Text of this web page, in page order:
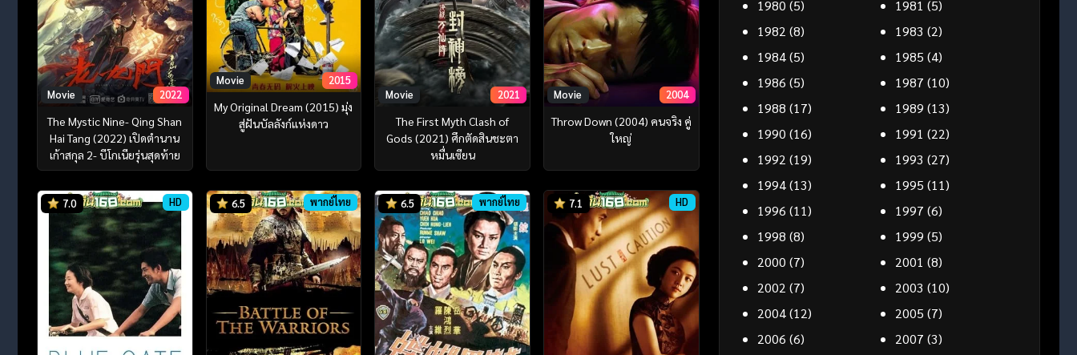
Movie 2022
The Mystic Nine- Qing Shan
Hai Tang (2022) เปิดตํานาน
เก้าสกุล 2- บีโกเนียรุ่นสุดท้าย
Movie 2015
My Original Dream (2015) มุ่ง
สู่ฝันบัลลังก์แห่งดาว
Movie 2021
The First Myth Clash of
Gods (2021) ศึกตัดสินชะตา
หมื่นเซียน
Movie 2004
Throw Down (2004) คนจริง คู่
ใหญ่
7.0 HD 6.5 พากย์ไทย 6.5 พากย์ไทย 7.1 HD
1980 (5) 1981 (5)
1982 (8) 1983 (2)
1984(5) 1985 (4)
1986 (5) 1987 (10)
1988 (17) 1989 (13)
1990 (16) 1991 (22)
1992 (19) 1993 (27)
1994(13) 1995 (11)
1996 (11) 1997 (6)
1998 (8) 1999 (5)
2000 (7) 2001 (8)
2002 (7) 2003 (10)
2004(12) 2005 (7)
2006 (6) 2007 (3)